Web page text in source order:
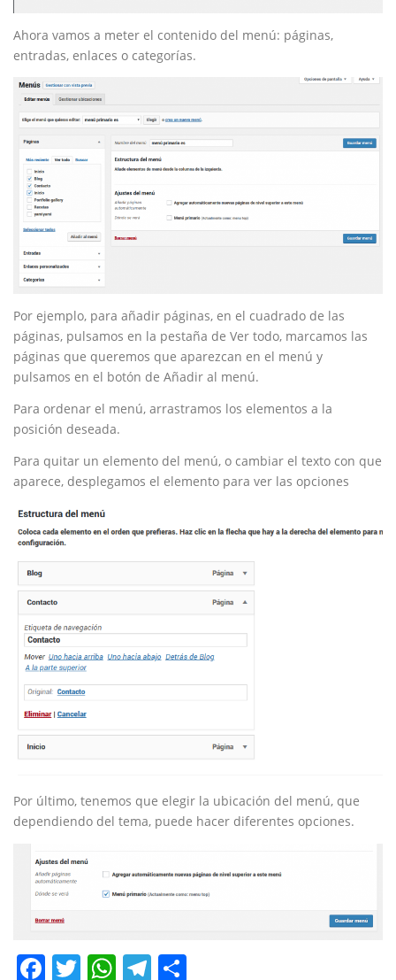
Ahora vamos a meter el contenido del menú: páginas,
entradas, enlaces o categorías.
Por ejemplo, para añadir páginas, en el cuadrado de las
páginas, pulsamos en la pestaña de Ver todo, marcamos las
páginas que queremos que aparezcan en el menú y
pulsamos en el botón de Añadir al menú.
Para ordenar el menú, arrastramos los elementos a la
posición deseada.
Para quitar un elemento del menú, o cambiar el texto con que
aparece, desplegamos el elemento para ver las opciones
Por último, tenemos que elegir la ubicación del menú, que
dependiendo del tema, puede hacer diferentes opciones.
Facebook
Twitter
WhatsApp
Telegram